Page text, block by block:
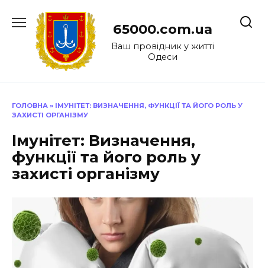
до
65000.com.ua
Ваш провідник у житті
Одеси
ГОЛОВНА » ІМУНІТЕТ: ВИЗНАЧЕННЯ, ФУНКЦІЇ ТА ЙОГО РОЛЬ У
ЗАХИСТІ ОРГАНІЗМУ
Імунітет: Визначення,
функції та його роль у
захисті організму